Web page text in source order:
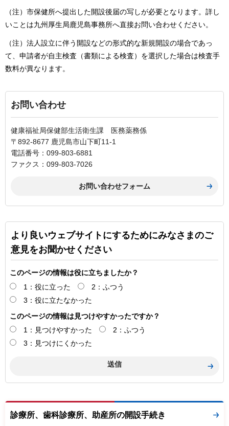
（注）市保健所へ提出した開設後届の写しが必要となります。詳し
いことは九州厚生局鹿児島事務所へ直接お問い合わせください。
（注）法人設立に伴う開設などの形式的な新規開設の場合であっ
て、申請者が自主検査（書類による検査）を選択した場合は検査手
数料が異なります。
お問い合わせ
健康福祉局保健部生活衛生課 医務薬務係
〒892-8677 鹿児島市山下町11-1
電話番号：099-803-6881
ファクス：099-803-7026
より良いウェブサイトにするためにみなさまのご
意見をお聞かせください
このページの情報は役に立ちましたか？
1：役に立った
2：ふつう
3：役に立たなかった
このページの情報は見つけやすかったですか？
1：見つけやすかった
2：ふつう
3：見つけにくかった
診療所、歯科診療所、助産所の開設手続き